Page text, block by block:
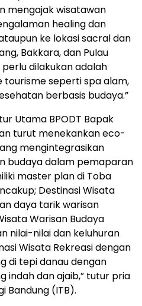
mengajak wisatawan
healing dan
ke lokasi sacral dan
Bakkara, dan Pulau
dilakukan adalah
seperti spa alam,
berbasis budaya.”
Utama BPODT Bapak
turut menekankan eco-
mengintegrasikan
budaya dalam pemaparan
master plan di Toba
Destinasi Wisata
daya tarik warisan
Warisan Budaya
nilai-nilai dan keluhuran
Wisata Rekreasi dengan
di tepi danau dengan
indah dan ajaib,” tutur pria
Bandung (ITB).